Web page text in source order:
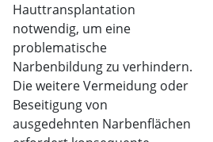
Hauttransplantation
notwendig, um eine
problematische
Narbenbildung zu verhindern.
Die weitere Vermeidung oder
Beseitigung von
ausgedehnten Narbenflächen